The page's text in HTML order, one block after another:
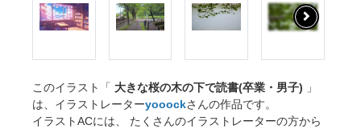
このイラスト「 大きな桜の木の下で読書(卒業・男子) 」
は、イラストレーターyooockさんの作品です。
イラストACには、 たくさんのイラストレーターの方から